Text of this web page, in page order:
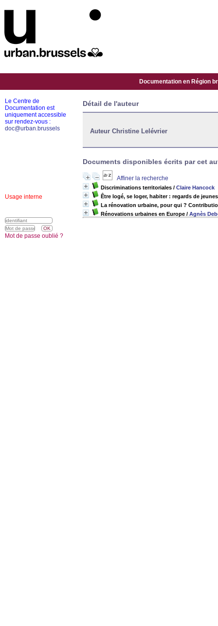
Documentation en Région
Détail de l'auteur
Auteur Christine Lelévrier
Documents disponibles écrits par cet
Affiner la recherche
Discriminations territoriales / Claire Hancock
Être logé, se loger, habiter : regards de
La rénovation urbaine, pour qui ?
Rénovations urbaines en Europe / Agnès
Le Centre de
Documentation est
uniquement accessible
sur rendez-vous :
doc@urban.brussels
Usage interne
Mot de passe oublié ?